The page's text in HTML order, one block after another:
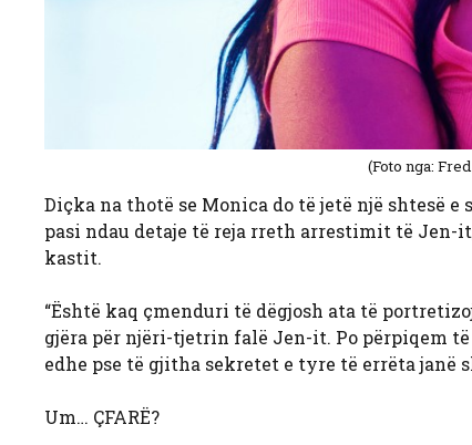
(Foto nga:
Diçka na thotë se Monica do të jetë një shtesë
pasi ndau detaje të reja rreth arrestimit të Jen-
kastit.
“Është kaq çmenduri të dëgjosh ata të
gjëra për njëri-tjetrin falë Jen-it. Po përpiqem
edhe pse të gjitha sekretet e tyre të errëta janë
Um… ÇFARË?